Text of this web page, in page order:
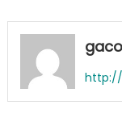
http://